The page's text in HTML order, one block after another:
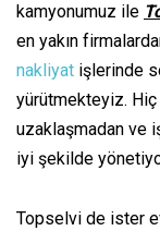
kamyonumuz ile
en yakın
nakliyat işlerinde
yürütmekteyiz.
uzaklaşmadan ve
iyi şekilde
Topselvi de ister